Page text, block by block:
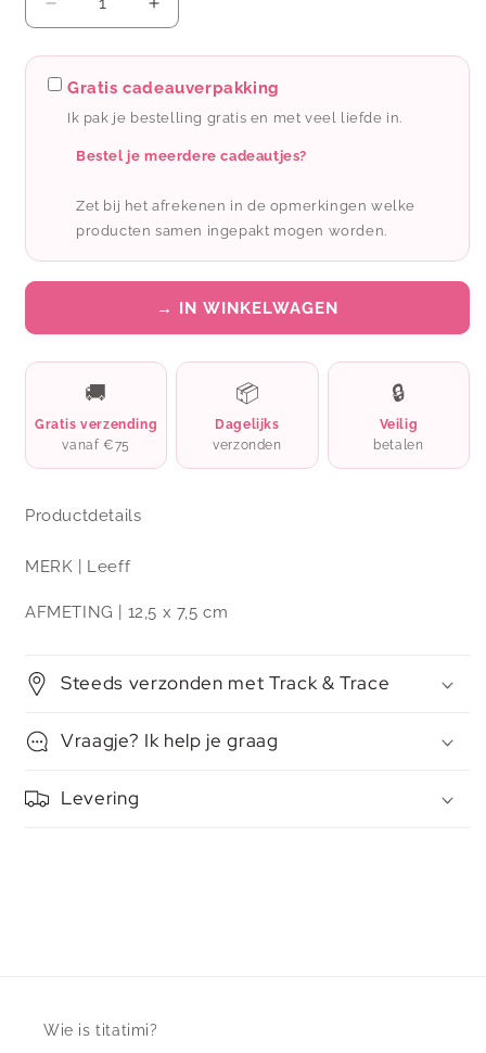
Aantal
verlagen
voor
Leeff:
Niek
best
version
of
you
Aantal
verhogen
voor
Leeff:
Notitieboek
Niek
-
the
best
version
of
you
Gratis cadeauverpakking
Ik pak je bestelling gratis en met veel liefde in.
Bestel je meerdere cadeautjes?
Zet bij het afrekenen in de opmerkingen welke
producten samen ingepakt mogen worden.
→ IN WINKELWAGEN
🚚
Gratis verzending
vanaf €75
📦
Dagelijks
verzonden
🔒
Veilig
betalen
Productdetails
MERK | Leeff
AFMETING | 12,5 x 7,5 cm
Steeds verzonden met Track & Trace
Vraagje? Ik help je graag
Levering
Wie is titatimi?